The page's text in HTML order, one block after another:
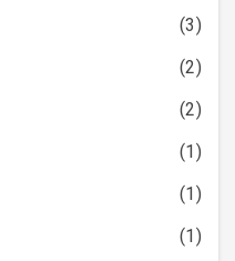
(3)
(2)
(2)
(1)
(1)
(1)